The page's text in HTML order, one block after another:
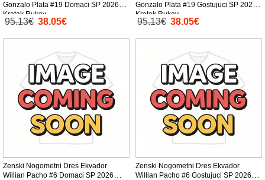
Gonzalo Plata #19 Domaci SP 2026
Kratak Rukav
95.13€ 38.05€
Gonzalo Plata #19 Gostujuci SP 2026
Kratak Rukav
95.13€ 38.05€
Zenski Nogometni Dres Ekvador
Willian Pacho #6 Domaci SP 2026
Zenski Nogometni Dres Ekvador
Willian Pacho #6 Gostujuci SP 2026